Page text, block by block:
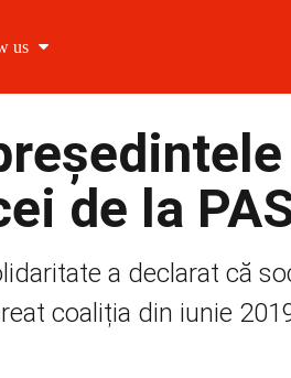
us
us on Twitter
de la
a declarat că
coaliția din iunie